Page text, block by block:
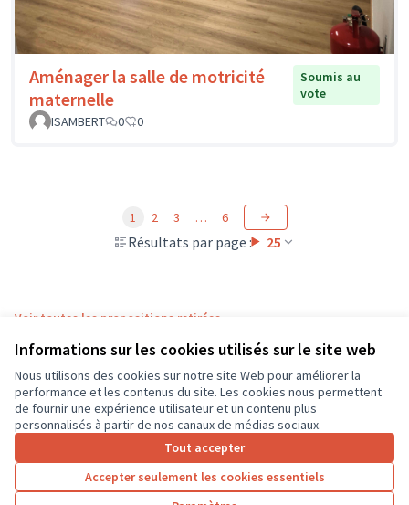
Informations sur les cookies utilisés sur le site web
Nous utilisons des cookies sur notre site Web pour améliorer la
performance et les contenus du site. Les cookies nous permettent
de fournir une expérience utilisateur et un contenu plus
personnalisés à partir de nos canaux de médias sociaux.
Tout accepter
Accepter seulement les cookies essentiels
Aménager la salle de motricité
maternelle
Soumis au
vote
ISAMBERT
0 0
Résultats par page : 25
1 2 3 … 6
Voir toutes les propositions retirées
Conditions d'utilisation
Paramètres des cookies
CD37 sur X
(Lien externe)
CD37 sur Facebook
CD37 sur Instagram
CD37 sur YouTube
(Lien externe)
Licence
(Lien